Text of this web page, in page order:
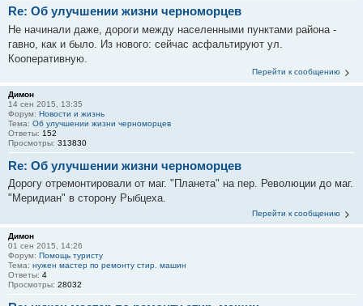
Re: Об улучшении жизни черноморцев
Не начинали даже, дороги между населенными пунктами района -
гавно, как и было. Из нового: сейчас асфальтируют ул.
Кооперативную.
Перейти к сообщению
Димон
14 сен 2015, 13:35
Форум: Новости и жизнь
Тема: Об улучшении жизни черноморцев
Ответы: 152
Просмотры: 313830
Re: Об улучшении жизни черноморцев
Дорогу отремонтировали от маг. "Планета" на пер. Революции до маг.
"Меридиан" в сторону Рыбцеха.
Перейти к сообщению
Димон
01 сен 2015, 14:26
Форум: Помощь туристу
Тема: нужен мастер по ремонту стир. машин
Ответы: 4
Просмотры: 28032